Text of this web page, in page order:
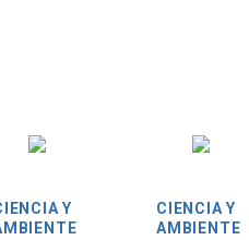
Y
CIENCIA Y
AMBIENTE